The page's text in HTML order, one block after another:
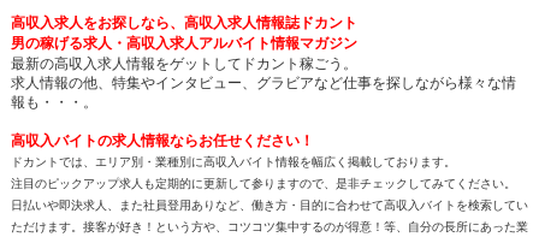
高収入求人をお探しなら、高収入求人情報誌ドカント
男の稼げる求人・高収入求人アルバイト情報マガジン
最新の高収入求人情報をゲットしてドカント稼ごう。
求人情報の他、特集やインタビュー、グラビアなど仕事を探しながら様々な情
報も・・・。
高収入バイトの求人情報ならお任せください！
ドカントでは、エリア別・業種別に高収入バイト情報を幅広く掲載しております。
注目のピックアップ求人も定期的に更新して参りますので、是非チェックしてみてください。
日払いや即決求人、また社員登用ありなど、働き方・目的に合わせて高収入バイトを検索してい
ただけます。接客が好き！という方や、コツコツ集中するのが得意！等、自分の長所にあった業